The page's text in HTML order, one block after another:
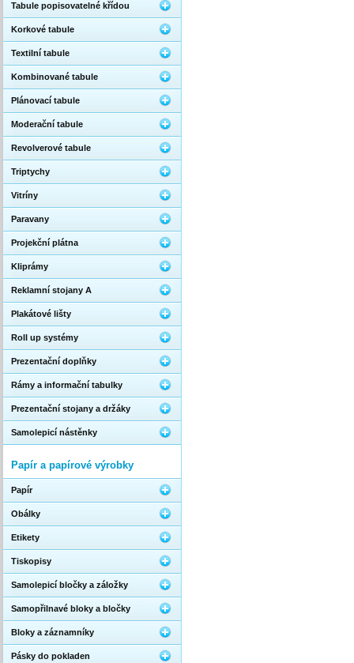
Tabule popisovatelné křídou
Korkové tabule
Textilní tabule
Kombinované tabule
Plánovací tabule
Moderační tabule
Revolverové tabule
Triptychy
Vitríny
Paravany
Projekční plátna
Kliprámy
Reklamní stojany A
Plakátové lišty
Roll up systémy
Prezentační doplňky
Rámy a informační tabulky
Prezentační stojany a držáky
Samolepicí nástěnky
Papír a papírové výrobky
Papír
Obálky
Etikety
Tiskopisy
Samolepicí bločky a záložky
Samopřilnavé bloky a bločky
Bloky a záznamníky
Pásky do pokladen